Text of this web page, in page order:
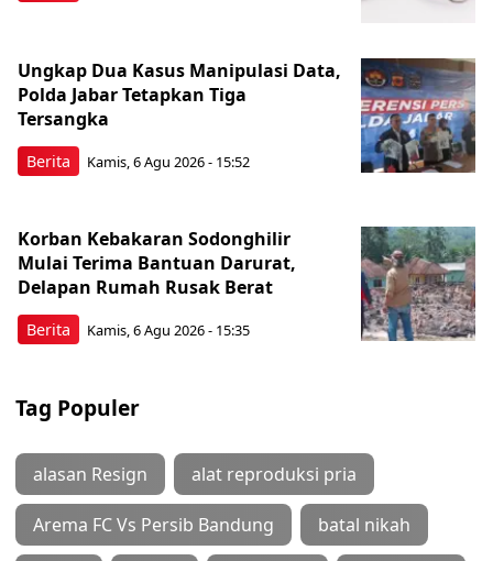
Berita
Ungkap Dua Kasus Manipulasi Data,
Polda Jabar Tetapkan Tiga
Tersangka
Kamis, 6 Agu 2026 - 15:52
Berita
Korban Kebakaran Sodonghilir
Mulai Terima Bantuan Darurat,
Delapan Rumah Rusak Berat
Kamis, 6 Agu 2026 - 15:35
Tag Populer
alasan Resign alat reproduksi pria
Arema FC Vs Persib Bandung batal nikah